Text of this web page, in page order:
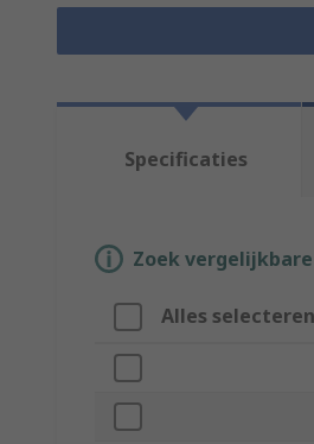
Specificaties
Zoek
Alles selecteren